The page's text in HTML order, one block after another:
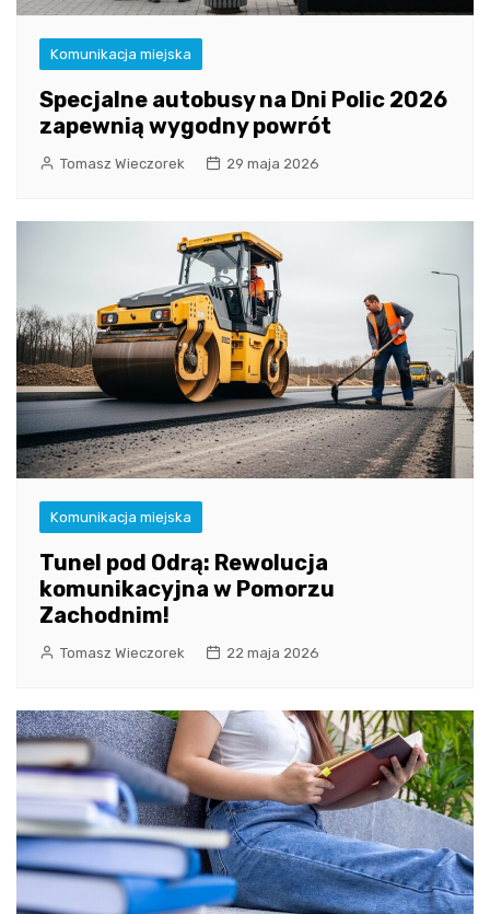
Komunikacja miejska
Specjalne autobusy na Dni Polic 2026
zapewnią wygodny powrót
Tomasz Wieczorek 29 maja 2026
Komunikacja miejska
Tunel pod Odrą: Rewolucja
komunikacyjna w Pomorzu
Zachodnim!
Tomasz Wieczorek 22 maja 2026